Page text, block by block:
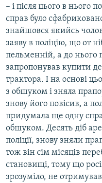
– і після цього в нього
справ було
знайшовся якийсь
заяву в поліцію, що от
пельменній, а до нього
запропонував купити
трактора. І на основі
з обшуком і зняла
знову його повісив, а
придумала ще одну
обшуком. Десять діб
поліції, знову зняли
тож він сім місяців
становищі, тому що
зрозуміло, не